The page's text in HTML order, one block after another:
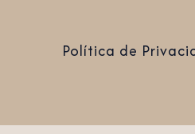
Política de